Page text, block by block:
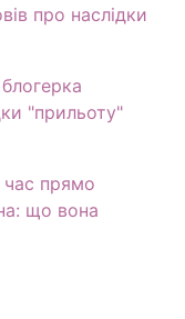
про наслідки
"прильоту"
прямо
що вона